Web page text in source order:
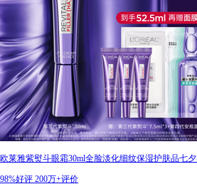
欧莱雅紫熨斗眼霜30ml全脸淡化细纹保湿护肤品七
98%好评 200万+评价